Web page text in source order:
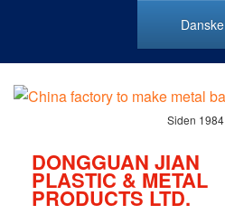
Danske
Siden 1984
DONGGUAN JIAN
PLASTIC & METAL
PRODUCTS LTD.